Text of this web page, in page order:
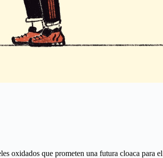
oxidados que prometen una futura cloaca para